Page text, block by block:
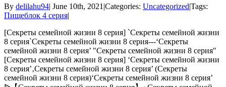
By delilahu94| June 10th, 2021 |Categories: Uncategorized|Tags:
Пищеблок 4 серия|
[Секреты семейной жизни 8 серия] `Секреты семейной жизни
8 серия`Секреты семейной жизни 8 серия---‘Секреты
семейной жизни 8 серия’ "Секреты семейной жизни 8 серия"
[Секреты семейной жизни 8 серия] ‘Секреты семейной жизни
8 серия’‚Секреты семейной жизни 8 серия’ (Секреты
семейной жизни 8 серия)‘Секреты семейной жизни 8 серия’